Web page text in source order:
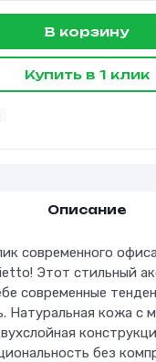
В корзину
Купить в 1 клик
Описание
современного
Этот стильный
современные
Натуральная кожа с
без